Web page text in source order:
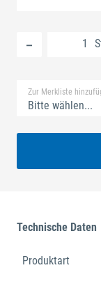
Zur Merkliste
Bitte wählen...
Technische Daten
Produktart